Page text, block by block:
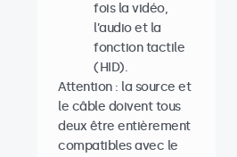
fois la vidéo,
l’audio et la
fonction tactile
(HID).
Attention : la source et
le câble doivent tous
deux être entièrement
compatibles avec le